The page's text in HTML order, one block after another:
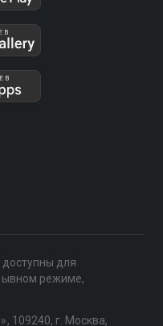
для
режиме,
109240, г. Москва,